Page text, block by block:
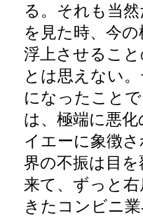
る。それも当
を見た時、今
浮上させるこ
とは思えない
になったこと
は、極端に悪
イエーに象徴
界の不振は目
来て、ずっと
きたコンビニ